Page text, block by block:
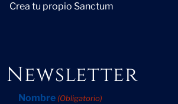
Crea tu propio Sanctum
Newsletter
Nombre (Obligatorio)